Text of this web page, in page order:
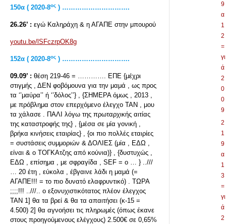
150α ( 2020-8ος ) ………………………….
26.26’ : εγώ Καληράχη & η ΑΓΑΠΕ στην μπουρού
youtu.be/lSFczrpOK8g
152α ( 2020-8ος ) ………………………….
09.09’ : θέση 219-46 = …………. ΕΠΕ {μέχρι
στιγμής , ΔΕΝ φοβόμουνα για την μαμά , ως προς
τα ‘’μαύρα’’ ή ‘’δόλος’’} , {ΣΗΜΕΡΑ όμως , 2013 ,
με πρόβλημα στον επερχόμενο έλεγχο ΤΑΝ , μου
τα χάλασε . ΠΑΛΙ λόγω της πρωταρχικής αιτίας
της καταστροφής της} , {μέσα σε μία γονική ,
βρήκα κινήσεις εταιρίας} , {οι πιο πολλές εταιρίες
= συστάσεις συμμοριών & ΔΟΛΙΕΣ (μία , ΕΔΩ ,
είναι & ο ΤΟΓΚΑτζης από κούνια)} , {δυστυχώς ,
ΕΔΩ , επίσημα , με σφραγίδα , SEF = ο … } ..///
… 20 έτη , εύκολα , έβγαινε λάδι η μαμά (=
ΑΓΑΠΕ!!! = το πιο δυνατό ελαφρυντικό) . ΤΩΡΑ
;;;;!!! ..///.. ο εξονυχιστικότατος πλέον έλεγχος
ΤΑΝ 1] θα τα βρεί & θα τα απαιτήσει (κ-15 =
4.500) 2] θα αγνοήσει τις πληρωμές (όπως έκανε
στους προηγούμενους ελέγχους) 2.500€ σε 0,65%
9
α
1
2
=
γι
ά
2
0
0
9
2
1
9
α
1
3
=
γι
ά
2